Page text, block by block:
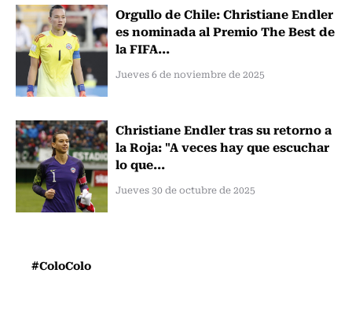
Orgullo de Chile: Christiane Endler
es nominada al Premio The Best de
la FIFA...
Jueves 6 de noviembre de 2025
Christiane Endler tras su retorno a
la Roja: "A veces hay que escuchar
lo que...
Jueves 30 de octubre de 2025
#ColoColo